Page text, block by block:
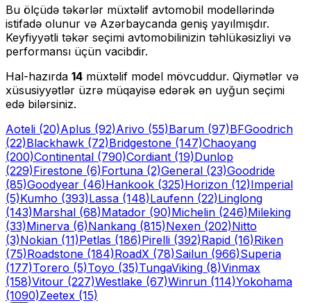
Bu ölçüdə təkərlər müxtəlif avtomobil modellərində
istifadə olunur və Azərbaycanda geniş yayılmışdır.
Keyfiyyətli təkər seçimi avtomobilinizin təhlükəsizliyi və
performansı üçün vacibdir.
Hal-hazırda 14 müxtəlif model mövcuddur. Qiymətlər və
xüsusiyyətlər üzrə müqayisə edərək ən uyğun seçimi
edə bilərsiniz.
Aoteli (20)Aplus (92)Arivo (55)Barum (97)BFGoodrich
(22)Blackhawk (72)Bridgestone (147)Chaoyang
(200)Continental (790)Cordiant (19)Dunlop
(229)Firestone (6)Fortuna (2)General (23)Goodride
(85)Goodyear (46)Hankook (325)Horizon (12)Imperial
(5)Kumho (393)Lassa (148)Laufenn (22)Linglong
(143)Marshal (68)Matador (90)Michelin (246)Mileking
(33)Minerva (6)Nankang (815)Nexen (202)Nitto
(3)Nokian (11)Petlas (186)Pirelli (392)Rapid (16)Riken
(75)Roadstone (184)RoadX (78)Sailun (966)Superia
(177)Torero (5)Toyo (35)TungaViking (8)Vinmax
(158)Vitour (227)Westlake (67)Winrun (114)Yokohama
(1090)Zeetex (15)